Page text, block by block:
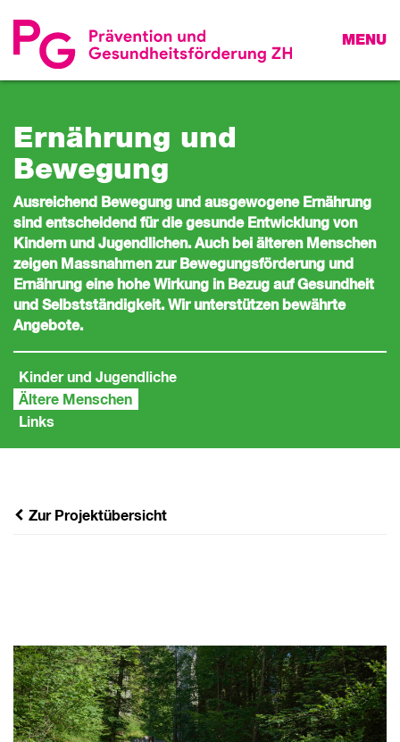
MENU
Ernährung und
Bewegung
Ausreichend Bewegung und ausgewogene Ernährung
sind entscheidend für die gesunde Entwicklung von
Kindern und Jugendlichen. Auch bei älteren Menschen
zeigen Massnahmen zur Bewegungsförderung und
Ernährung eine hohe Wirkung in Bezug auf Gesundheit
und Selbstständigkeit. Wir unterstützen bewährte
Angebote.
Kinder und Jugendliche
Ältere Menschen
Links
Zur Projektübersicht